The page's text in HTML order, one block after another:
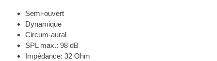
Semi-ouvert
Dynamique
Circum-aural
SPL max.: 98 dB
Impédance: 32 Ohm